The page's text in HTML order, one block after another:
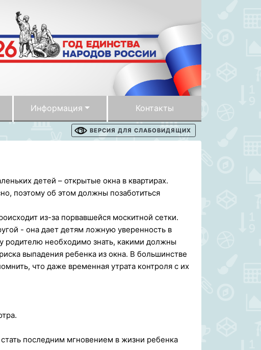
Информация Контакты
ВЕРСИЯ ДЛЯ СЛАБОВИДЯЩИХ
детей – открытые окна в квартирах.
поэтому об этом должны позаботиться
из-за порвавшейся москитной сетки.
- она дает детям ложную уверенность в
родителю необходимо знать, какими должны
выпадения ребенка из окна. В большинстве
что даже временная утрата контроля с их
последним мгновением в жизни ребенка